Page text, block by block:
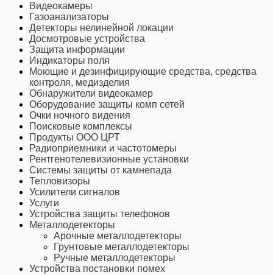
Видеокамеры
Газоанализаторы
Детекторы нелинейной локации
Досмотровые устройства
Защита информации
Индикаторы поля
Моющие и дезинфицирующие средства, средства
контроля, медизделия
Обнаружители видеокамер
Оборудование защиты комп сетей
Очки ночного видения
Поисковые комплексы
Продукты ООО ЦРТ
Радиоприемники и частотомеры
Рентгенотелевизионные установки
Системы защиты от камнепада
Тепловизоры
Усилители сигналов
Услуги
Устройства защиты телефонов
Металлодетекторы
Арочные металлодетекторы
Грунтовые металлодетекторы
Ручные металлодетекторы
Устройства постановки помех